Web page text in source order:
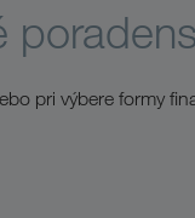
pri výbere formy